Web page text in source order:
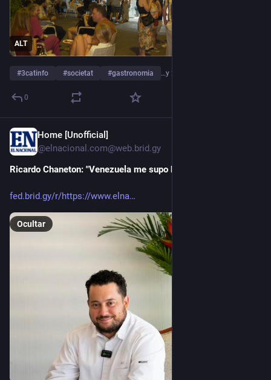
ALT
#3catinfo #societat #gastronomia …y 2 más
0
Home [Unofficial]
@elnacional.com@web.brid.gy
Ricardo Chaneton: "Venezuela me supo bien"
fed.brid.gy/r/https://www.elna
Ocultar